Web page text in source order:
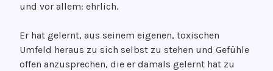
und vor allem: ehrlich.
Er hat gelernt, aus seinem eigenen, toxischen
Umfeld heraus zu sich selbst zu stehen und Gefühle
offen anzusprechen, die er damals gelernt hat zu